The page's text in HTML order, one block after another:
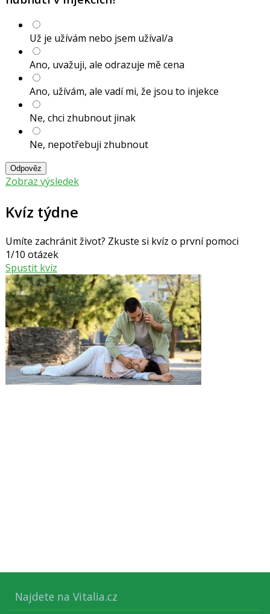
Už je užívám nebo jsem užíval/a
Ano, uvažuji, ale odrazuje mě cena
Ano, užívám, ale vadí mi, že jsou to injekce
Ne, chci zhubnout jinak
Ne, nepotřebuji zhubnout
Odpověz
Zobraz výsledek
Kvíz týdne
Umíte zachránit život? Zkuste si kvíz o první pomoci
1/10 otázek
Spustit kvíz
Najdete na Vitalia.cz